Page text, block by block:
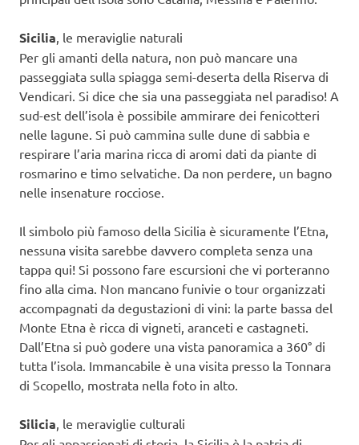
Sicilia, le meraviglie naturali
Per gli amanti della natura, non può mancare una
passeggiata sulla spiagga semi-deserta della Riserva di
Vendicari. Si dice che sia una passeggiata nel paradiso! A
sud-est dell’isola è possibile ammirare dei fenicotteri
nelle lagune. Si può cammina sulle dune di sabbia e
respirare l’aria marina ricca di aromi dati da piante di
rosmarino e timo selvatiche. Da non perdere, un bagno
nelle insenature rocciose.
Il simbolo più famoso della Sicilia è sicuramente l’Etna,
nessuna visita sarebbe davvero completa senza una
tappa qui! Si possono fare escursioni che vi porteranno
fino alla cima. Non mancano funivie o tour organizzati
accompagnati da degustazioni di vini: la parte bassa del
Monte Etna è ricca di vigneti, aranceti e castagneti.
Dall’Etna si può godere una vista panoramica a 360° di
tutta l’isola. Immancabile è una visita presso la Tonnara
di Scopello, mostrata nella foto in alto.
Silicia, le meraviglie culturali